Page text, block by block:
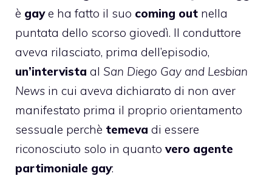
è gaye ha fatto il suo coming out nella
puntata dello scorso giovedì. Il conduttore
aveva rilasciato, prima dell’episodio,
un’intervista al San Diego Gay and Lesbian
News in cui aveva dichiarato di non aver
manifestato prima il proprio orientamento
sessuale perchè temeva di essere
riconosciuto solo in quanto vero agente
partimoniale gay: